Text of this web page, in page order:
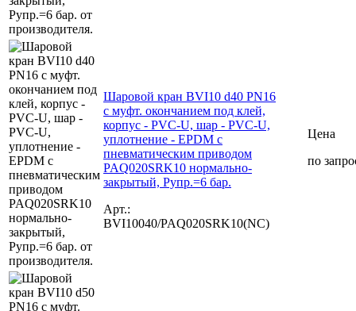
Шаровой кран BVI10 d40 PN16
с муфт. окончанием под клей,
корпус - PVC-U, шар - PVC-U,
уплотнение - EPDM с
пневматическим приводом
PAQ020SRK10 нормально-
закрытый, Рупр.=6 бар.
Арт.:
BVI10040/PAQ020SRK10(NC)
Цена
по